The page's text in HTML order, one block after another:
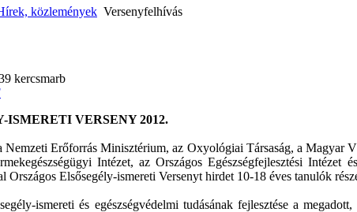
közlemények Versenyfelhívás
kercsmarb
ISMERETI VERSENY 2012.
Nemzeti Erőforrás Minisztérium, az Oxyológiai Társaság, a Magyar
Intézet, az Országos Egészségfejlesztési Intézet
Országos Elsősegély-ismereti Versenyt hirdet 10-18 éves tanulók
ismereti és egészségvédelmi tudásának fejlesztése a